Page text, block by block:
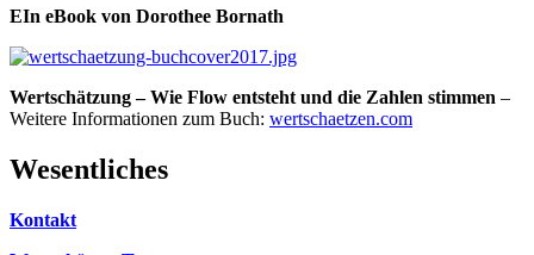
EIn eBook von Dorothee Bornath
Wertschätzung – Wie Flow entsteht und die Zahlen stimmen –
Weitere Informationen zum Buch: wertschaetzen.com
Wesentliches
Kontakt